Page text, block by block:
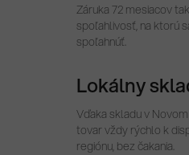
Záruka 72 mesiacov
spoľahlivosť, na ktorú
spoľahnúť.
Lokálny
Vďaka skladu v
tovar vždy rýchlo k
regiónu, bez čakania.